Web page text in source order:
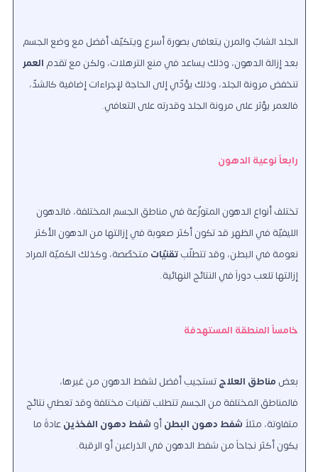
الجلد الشابّ والمرن يتعافى بصورة أسرع ويتكيّف أفضل مع وضع الجسم
بعد إزالة الدهون، وذلك يساعد في منع الترهلات، ولكن مع تقدم العمر
تنخفض مرونة الجلد، وذلك يؤدّي إلى الحاجة لإجراءات إضافية كالشدّ،
فالعمر يؤثر على مرونة الجلد وقدرته على التعافي.
رابعاً نوعية الدهون
تختلف أنواع الدهون المتوزّعة في مناطق الجسم المختلفة، فالدهون
الليفيّة في الظهر قد تكون أكثر صعوبة في إزالتها من الدهون الأكثر
نعومة في البطن، وقد تتطلّبتقنيّات متخصّصة، وكذلك الكميّة المراد
إزالتها تلعب دوراً في النتائج النهائية.
خامساً المنطقة المستهدفة
بعض مناطق العلاجتستجيب أفضل لشفط الدهون من غيرها،
فالمناطق المختلفة من الجسم تتطلب تقنيات مختلفة وقد تعطي نتائج
متفاوتة، مثلاً شفط دهون البطنأو شفط دهون الفخذينعادةً ما
يكون أكثر نجاحاً من شفط الدهون في الذراعين أو الرقبة.